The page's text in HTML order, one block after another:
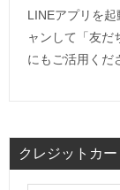
LINEアプリを
ャンして「友だ
にもご活用くだ
クレジットカー